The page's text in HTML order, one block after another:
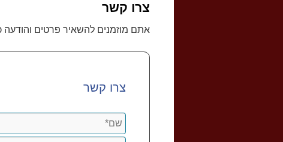
צרו קשר
אתם מוזמנים להשאיר פרטים והודעה
צרו קשר